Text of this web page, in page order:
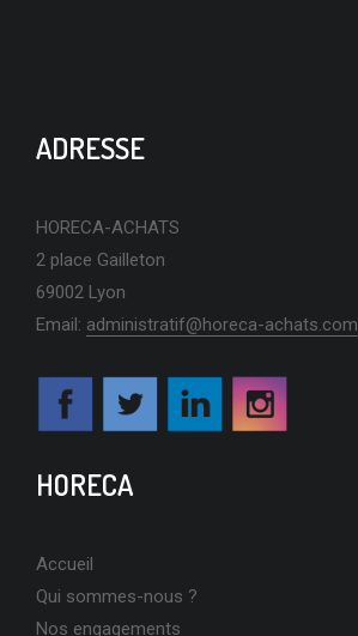
ADRESSE
HORECA-ACHATS
2 place Gailleton
69002 Lyon
Email: administratif@horeca-achats.com
HORECA
Accueil
Qui sommes-nous ?
Nos engagements